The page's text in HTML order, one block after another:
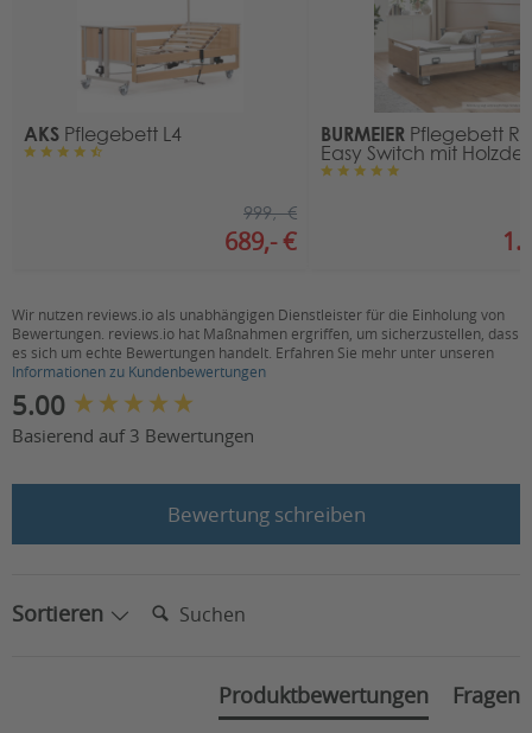
Kontakt:
info@novacare.de
AKS Pflegebett L4
689,- €
999,- €
BURMEIER Pflegebett
Easy Switch mit
Wir nutzen reviews.io als unabhängigen Dienstleister für die Einholung von
Bewertungen. reviews.io hat Maßnahmen ergriffen, um sicherzustellen, dass
es sich um echte Bewertungen handelt. Erfahren Sie mehr unter unseren
Informationen zu Kundenbewertungen
5.00
Basierend auf 3 Bewertungen
Bewertung schreiben
Sortieren Suchen:
Produktbewertungen Fragen
New content loaded